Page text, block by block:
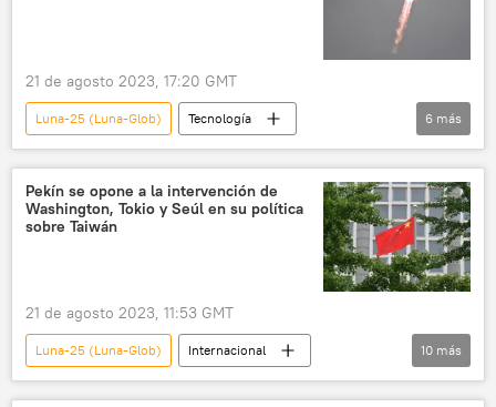
21 de agosto 2023, 17:20 GMT
Luna-25 (Luna-Glob)
Tecnología
🚀 Conquista espacial
Rusia
espacio
la Luna
Roscosmos
Soyuz-2.1b
6 más
Pekín se opone a la intervención de
Washington, Tokio y Seúl en su política
sobre Taiwán
21 de agosto 2023, 11:53 GMT
Luna-25 (Luna-Glob)
Internacional
China
política
Taiwán
10 más